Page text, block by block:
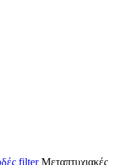
filterΜεταπτυχιακές